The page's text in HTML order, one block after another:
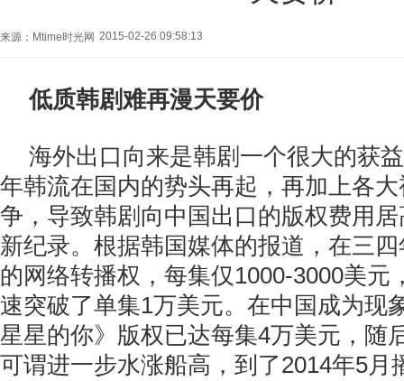
来源：Mtime时光网 2015-02-26 09:58:13
低质韩剧难再漫天要价
海外出口向来是韩剧一个很大的获
年韩流在国内的势头再起，再加上各
争，导致韩剧向中国出口的版权费用
新纪录。根据韩国媒体的报道，在三
的网络转播权，每集仅1000-3000美元
速突破了单集1万美元。在中国成为现
星星的你》版权已达每集4万美元，随
可谓进一步水涨船高，到了2014年5月